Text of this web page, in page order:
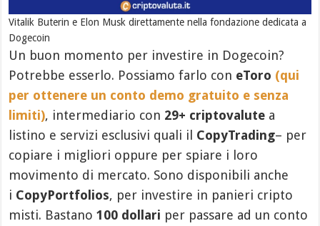
Vitalik Buterin e Elon Musk direttamente nella fondazione dedicata a
Dogecoin
Un buon momento per investire in Dogecoin?
Potrebbe esserlo. Possiamo farlo con eToro (qui
per ottenere un conto demo gratuito e senza
limiti), intermediario con 29+ criptovalute a
listino e servizi esclusivi quali il CopyTrading– per
copiare i migliori oppure per spiare i loro
movimento di mercato. Sono disponibili anche
i CopyPortfolios, per investire in panieri cripto
misti. Bastano100 dollari per passare ad un conto